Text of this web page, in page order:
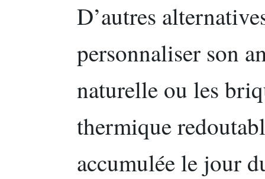
D’autres
personnaliser son
naturelle ou les
thermique
accumulée le jour